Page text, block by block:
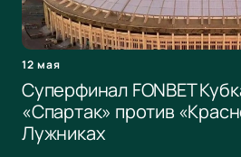
12 мая
Суперфинал FONBET
«Спартак» против
Лужниках